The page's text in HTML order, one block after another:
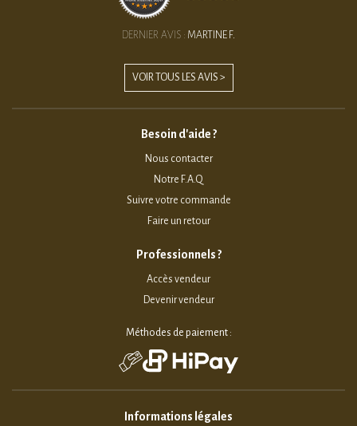
DERNIER AVIS : MARTINE F.
VOIR TOUS LES AVIS >
Besoin d'aide ?
Nous contacter
Notre F.A.Q
Suivre votre commande
Faire un retour
Professionnels ?
Accès vendeur
Devenir vendeur
Méthodes de paiement :
Informations légales